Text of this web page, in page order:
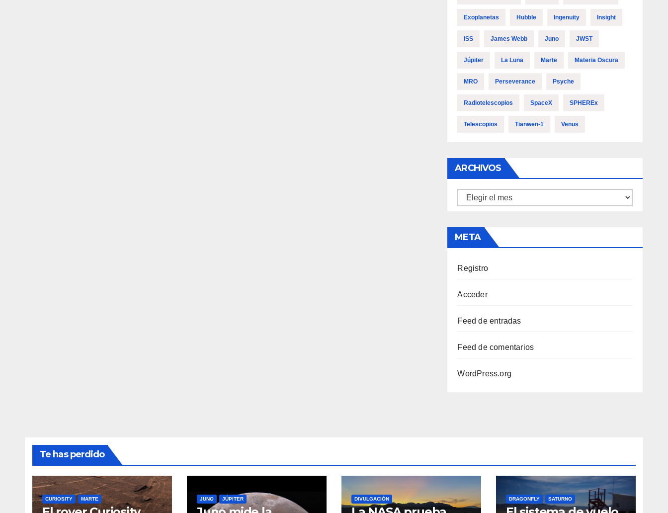
Exoplanetas Hubble Ingenuity Insight
ISS James Webb Juno JWST
Júpiter La Luna Marte Materia Oscura
MRO Perseverance Psyche
Radiotelescopios SpaceX SPHEREx
Telescopios Tianwen-1 Venus
ARCHIVOS
Archivos
META
Registro
Acceder
Feed de entradas
Feed de comentarios
WordPress.org
Te has perdido
CURIOSITY MARTE JUNO JÚPITER DIVULGACIÓN DRAGONFLY SATURNO